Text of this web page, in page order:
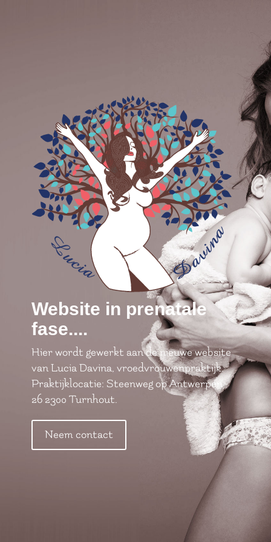
Website in prenatale
fase....
Hier wordt gewerkt aan de nieuwe website
van Lucia Davina, vroedvrouwenpraktijk.
Praktijklocatie: Steenweg op Antwerpen
26 2300 Turnhout.
Neem contact